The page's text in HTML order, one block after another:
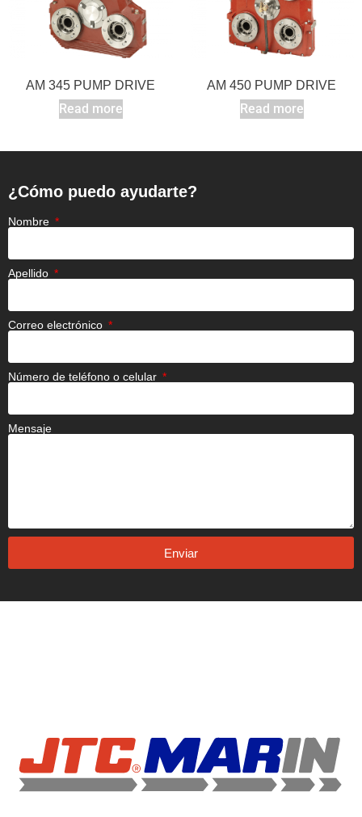
AM 345 PUMP DRIVE
Read more
AM 450 PUMP DRIVE
Read more
¿Cómo puedo ayudarte?
Nombre
Apellido
Correo electrónico
Número de teléfono o celular
Mensaje
Enviar